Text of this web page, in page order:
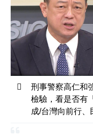
刑事警察高仁和
檢驗，看是否有
成/台灣向前行、